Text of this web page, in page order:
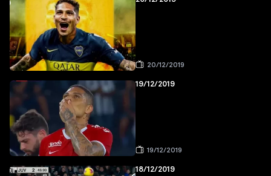
20/12/2019
19/12/2019
19/12/2019
18/12/2019